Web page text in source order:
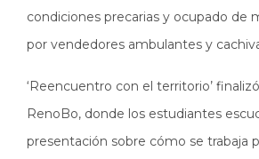
condiciones precarias y ocupado de
por vendedores ambulantes y
‘Reencuentro con el territorio’
RenoBo, donde los estudiantes
presentación sobre cómo se trabaja